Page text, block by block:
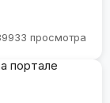
просмотра